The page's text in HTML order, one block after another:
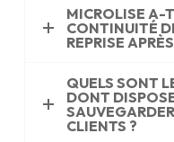
MICROLISE A-
CONTINUITÉ
REPRISE
QUELS SONT
DONT
CLIENTS ?